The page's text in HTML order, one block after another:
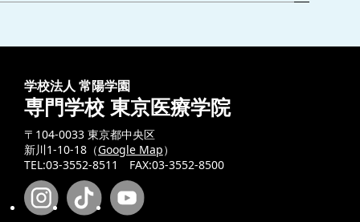
学校法人 常陽学園
専門学校 東京医療学院
〒104-0033 東京都中央区
新川1-10-18（Google Map）
TEL:03-3552-8511 FAX:03-3552-8500